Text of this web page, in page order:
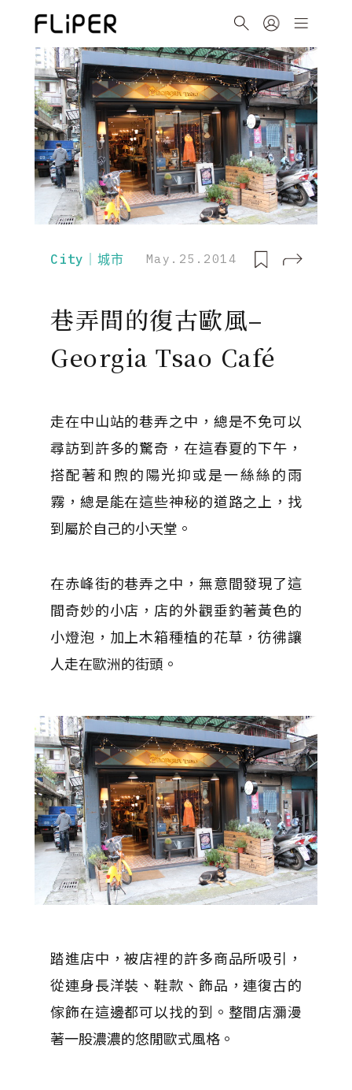
City｜城市 May.25.2014
巷弄間的復古歐風–
Georgia Tsao Café
走在中山站的巷弄之中，總是不免可以
尋訪到許多的驚奇，在這春夏的下午，
搭配著和煦的陽光抑或是一絲絲的雨
霧，總是能在這些神秘的道路之上，找
到屬於自己的小天堂。
在赤峰街的巷弄之中，無意間發現了這
間奇妙的小店，店的外觀垂釣著黃色的
小燈泡，加上木箱種植的花草，彷彿讓
人走在歐洲的街頭。
踏進店中，被店裡的許多商品所吸引，
從連身長洋裝、鞋款、飾品，連復古的
傢飾在這邊都可以找的到。整間店瀰漫
著一股濃濃的悠閒歐式風格。